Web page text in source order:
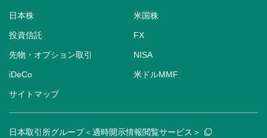
日本株 米国株
投資信託 FX
先物・オプション取引 NISA
iDeCo 米ドルMMF
サイトマップ
日本取引所グループ＜適時開示情報閲覧サービス＞